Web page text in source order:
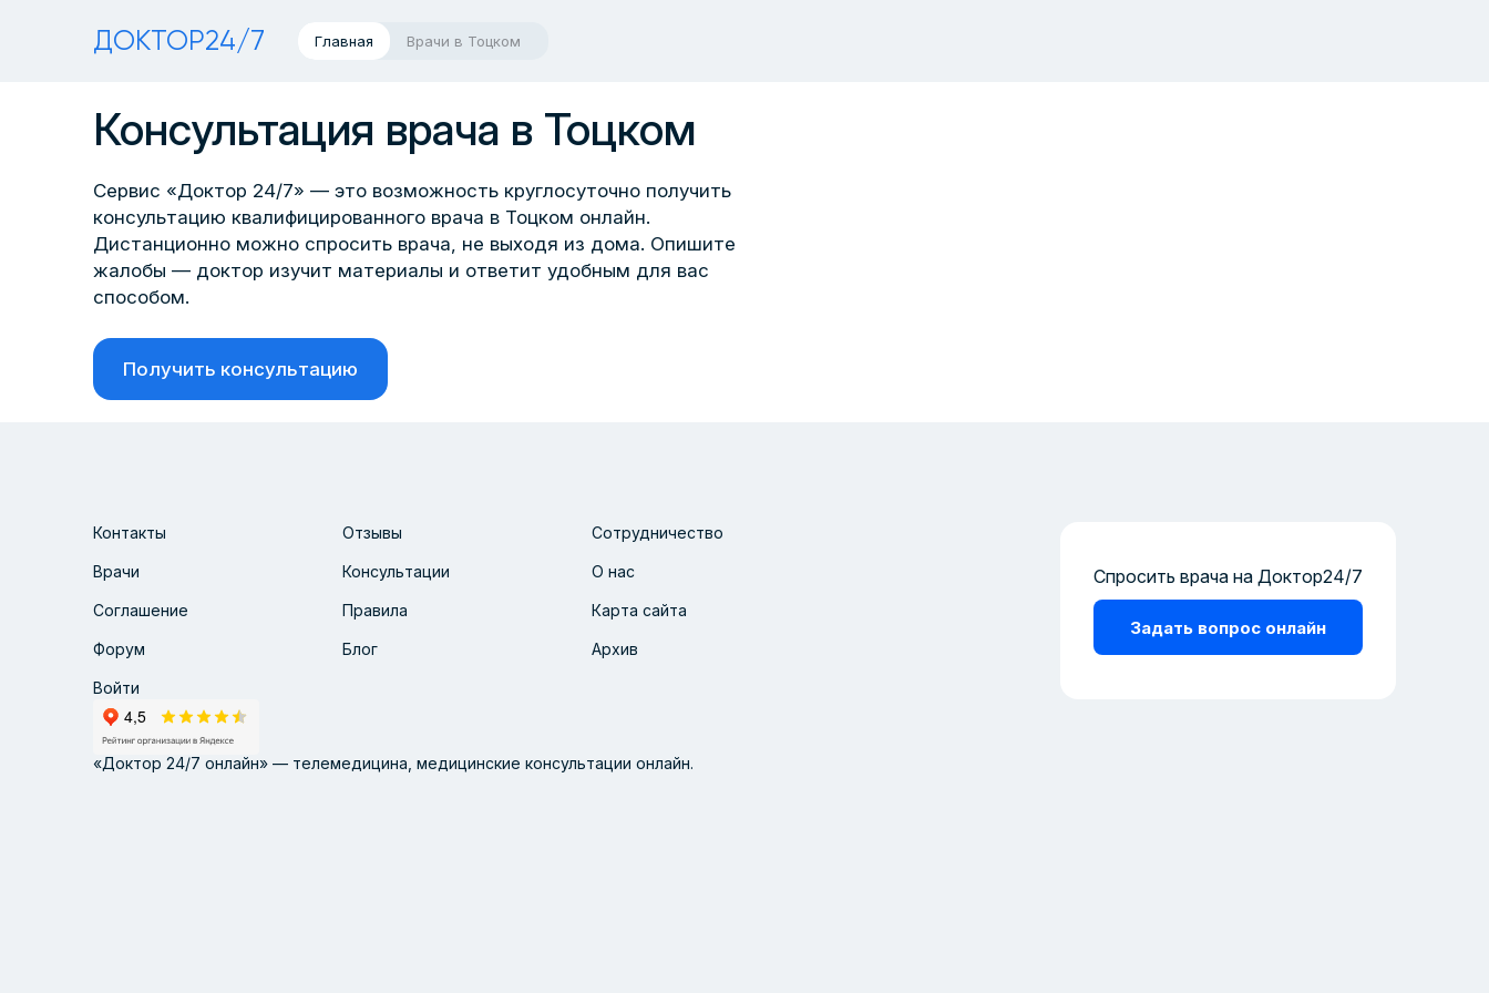
ДОКТОР24/7 Главная Врачи в Тоцком
Консультация врача в Тоцком
Сервис «Доктор 24/7» — это возможность круглосуточно получить
консультацию квалифицированного врача в Тоцком онлайн.
Дистанционно можно спросить врача, не выходя из дома. Опишите
жалобы — доктор изучит материалы и ответит удобным для вас
способом.
Получить консультацию
Контакты Отзывы Сотрудничество
Врачи Консультации О нас
Соглашение Правила Карта сайта
Форум Блог Архив
Войти
Спросить врача на Доктор24/7
Задать вопрос онлайн
«Доктор 24/7 онлайн» — телемедицина, медицинские консультации онлайн.